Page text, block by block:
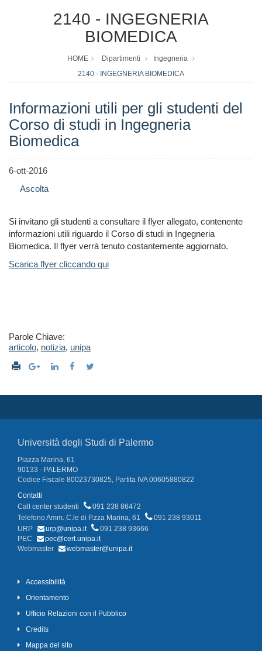
2140 - INGEGNERIA
BIOMEDICA
HOME Dipartimenti
Ingegneria
2140 - INGEGNERIA BIOMEDICA
Informazioni utili per gli studenti del
Corso di studi in Ingegneria
Biomedica
6-ott-2016
Ascolta
Si invitano gli studenti a consultare il flyer allegato, contenente
informazioni utili riguardo il Corso di studi in Ingegneria
Biomedica. Il flyer verrà tenuto costantemente aggiornato.
Scarica flyer cliccando qui
Parole Chiave:
articolo, notizia, unipa
Università degli Studi di Palermo
Piazza Marina, 61
90133 - PALERMO
Codice Fiscale 80023730825, Partita IVA 00605880822
Contatti
Call center studenti
091 238 86472
Telefono Amm. C.le di P.zza Marina, 61
091 238 93011
URP
urp@unipa.it
091 238 93666
PEC
pec@cert.unipa.it
Webmaster
webmaster@unipa.it
Accessibilità
Orientamento
Ufficio Relazioni con il Pubblico
Credits
Mappa del sito